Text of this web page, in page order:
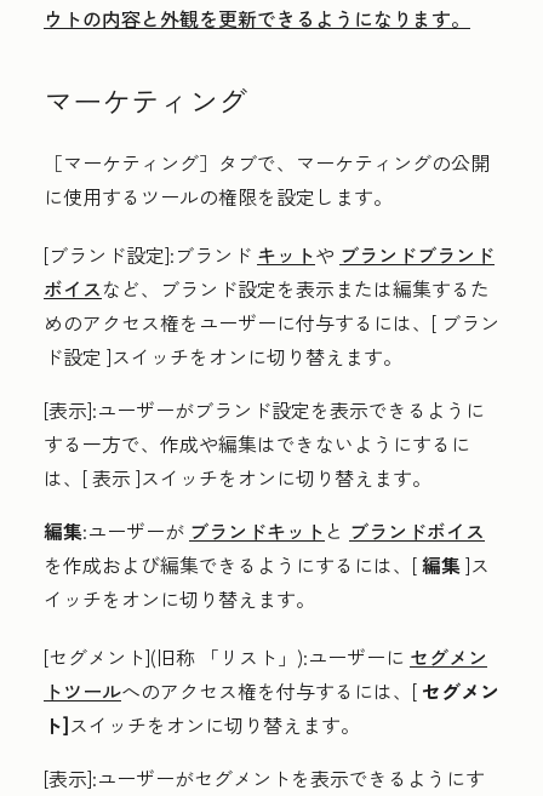
ウトの内容と外観を更新できるようになります。
マーケティング
［マーケティング］タブで、マーケティングの公開
に使用するツールの権限を設定します。
[ブランド設定]:ブランド キットや ブランドブランド
ボイスなど、ブランド設定を表示または編集するた
めのアクセス権をユーザーに付与するには、[ ブラン
ド設定 ]スイッチをオンに切り替えます。
[表示]:ユーザーがブランド設定を表示できるように
する一方で、作成や編集はできないようにするに
は、[表示 ]スイッチをオンに切り替えます。
編集:ユーザーが ブランドキット と ブランドボイス
を作成および編集できるようにするには、[編集]ス
イッチをオンに切り替えます。
[セグメント](旧称 「リスト 」):ユーザーに セグメン
トツールへのアクセス権を付与するには、[ セグメン
ト]スイッチをオンに切り替えます。
[表示]:ユーザーがセグメントを表示できるようにす